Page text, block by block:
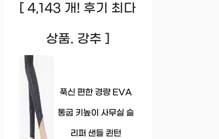
[ 4,143 개! 후기 최다
상품. 강추 ]
푹신 편한 경량 EVA
통굽 키높이 사무실 슬
리퍼 샌들 퀸턴